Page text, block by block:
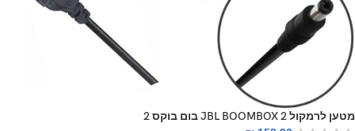
מטען לרמקול JBL BOOMBOX 2 בום בוקס 2